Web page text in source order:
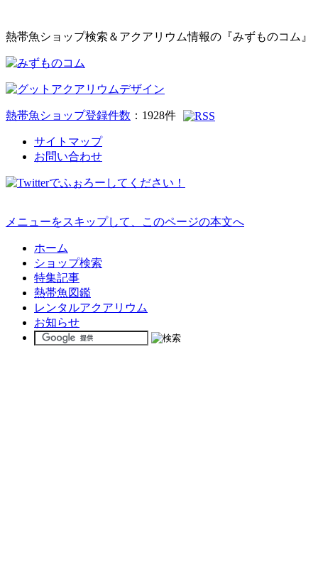
熱帯魚ショップ検索＆アクアリウム情報の『みずものコム』
熱帯魚ショップ登録件数 ： 1928件
サイトマップ
お問い合わせ
メニューをスキップして、このページの本文へ
ホーム
ショップ検索
特集記事
熱帯魚図鑑
レンタルアクアリウム
お知らせ